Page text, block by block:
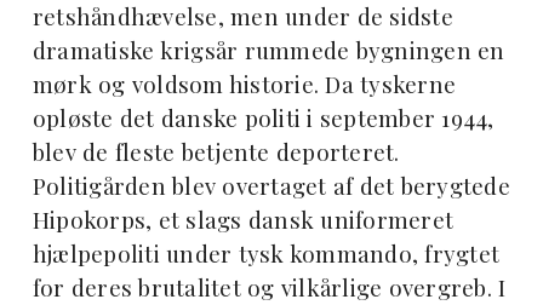
retshåndhævelse, men under de sidste
dramatiske krigsår rummede bygningen en
mørk og voldsom historie. Da tyskerne
opløste det danske politi i september 1944,
blev de fleste betjente deporteret.
Politigården blev overtaget af det berygtede
Hipokorps, et slags dansk uniformeret
hjælpepoliti under tysk kommando, frygtet
for deres brutalitet og vilkårlige overgreb. I